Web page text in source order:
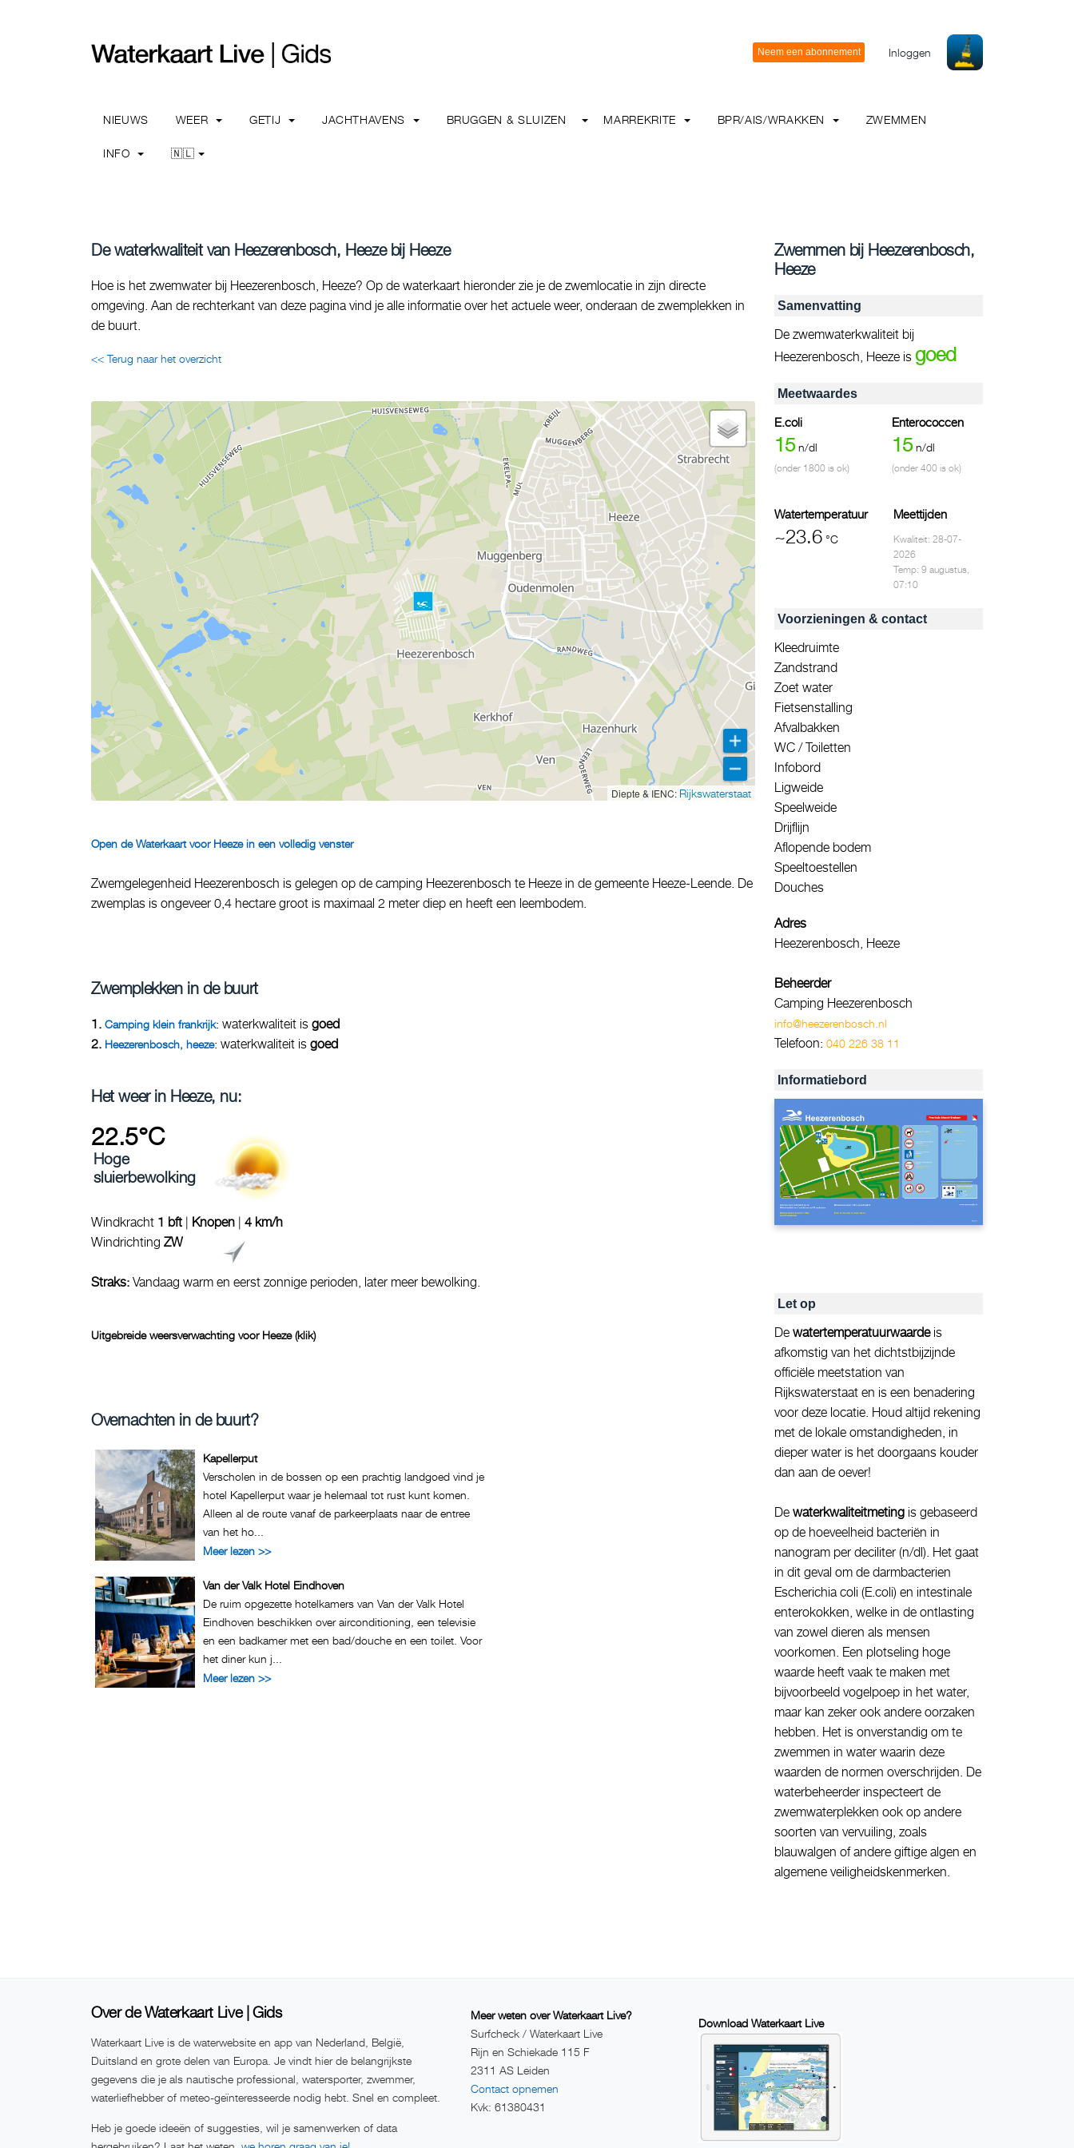
Inloggen
NIEUWS WEER GETIJ JACHTHAVENS BRUGGEN & SLUIZEN MARREKRITE BPR/AIS/WRAKKEN ZWEMMEN
INFO 🇳🇱
De waterkwaliteit van Heezerenbosch, Heeze bij Heeze
Hoe is het zwemwater bij Heezerenbosch, Heeze? Op de waterkaart hieronder zie je de zwemlocatie in zijn directe
omgeving. Aan de rechterkant van deze pagina vind je alle informatie over het actuele weer, onderaan de zwemplekken in
de buurt.
<< Terug naar het overzicht
Diepte & IENC: Rijkswaterstaat
Open de Waterkaart voor Heeze in een volledig venster
Zwemgelegenheid Heezerenbosch is gelegen op de camping Heezerenbosch te Heeze in de gemeente Heeze-Leende. De
zwemplas is ongeveer 0,4 hectare groot is maximaal 2 meter diep en heeft een leembodem.
Zwemplekken in de buurt
1. Camping klein frankrijk: waterkwaliteit is goed
2. Heezerenbosch, heeze: waterkwaliteit is goed
Het weer in Heeze, nu:
22.5°C
Hoge
sluierbewolking
Windkracht 1 bft | Knopen | 4 km/h
Windrichting ZW
Straks: Vandaag warm en eerst zonnige perioden, later meer bewolking.
Uitgebreide weersverwachting voor Heeze (klik)
Overnachten in de buurt?
Kapellerput
Verscholen in de bossen op een prachtig landgoed vind je
hotel Kapellerput waar je helemaal tot rust kunt komen.
Alleen al de route vanaf de parkeerplaats naar de entree
van het ho...
Meer lezen >>
Van der Valk Hotel Eindhoven
De ruim opgezette hotelkamers van Van der Valk Hotel
Eindhoven beschikken over airconditioning, een televisie
en een badkamer met een bad/douche en een toilet. Voor
het diner kun j...
Meer lezen >>
Zwemmen bij Heezerenbosch,
Heeze
Samenvatting
De zwemwaterkwaliteit bij
Heezerenbosch, Heeze is goed
Meetwaardes
E.coli
15 n/dl
(onder 1800 is ok)
Enterococcen
15 n/dl
(onder 400 is ok)
Watertemperatuur
~23.6 °C
Meettijden
Kwaliteit: 28-07-
2026
Temp: 9 augustus,
07:10
Voorzieningen & contact
Kleedruimte
Zandstrand
Zoet water
Fietsenstalling
Afvalbakken
WC / Toiletten
Infobord
Ligweide
Speelweide
Drijflijn
Aflopende bodem
Speeltoestellen
Douches
Adres
Heezerenbosch, Heeze
Beheerder
Camping Heezerenbosch
info@heezerenbosch.nl
Telefoon: 040 226 38 11
Informatiebord
Let op
De watertemperatuurwaardeis
afkomstig van het dichtstbijzijnde
officiële meetstation van
Rijkswaterstaat en is een benadering
voor deze locatie. Houd altijd rekening
met de lokale omstandigheden, in
dieper water is het doorgaans kouder
dan aan de oever!
De waterkwaliteitmeting is gebaseerd
op de hoeveelheid bacteriën in
nanogram per deciliter (n/dl). Het gaat
in dit geval om de darmbacterien
Escherichia coli (E.coli) en intestinale
enterokokken, welke in de ontlasting
van zowel dieren als mensen
voorkomen. Een plotseling hoge
waarde heeft vaak te maken met
bijvoorbeeld vogelpoep in het water,
maar kan zeker ook andere oorzaken
hebben. Het is onverstandig om te
zwemmen in water waarin deze
waarden de normen overschrijden. De
waterbeheerder inspecteert de
zwemwaterplekken ook op andere
soorten van vervuiling, zoals
blauwalgen of andere giftige algen en
algemene veiligheidskenmerken.
Over de Waterkaart Live | Gids
Waterkaart Live is de waterwebsite en app van Nederland, België,
Duitsland en grote delen van Europa. Je vindt hier de belangrijkste
gegevens die je als nautische professional, watersporter, zwemmer,
waterliefhebber of meteo-geïnteresseerde nodig hebt. Snel en compleet.
Heb je goede ideeën of suggesties, wil je samenwerken of data
Meer weten over Waterkaart Live?
Surfcheck / Waterkaart Live
Rijn en Schiekade 115 F
2311 AS Leiden
Contact opnemen
Kvk: 61380431
Download Waterkaart Live